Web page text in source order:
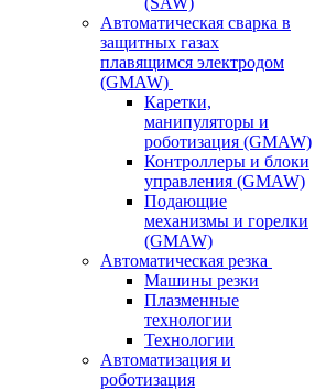
Автоматическая сварка в
защитных газах
плавящимся электродом
(GMAW)
Каретки,
манипуляторы и
роботизация (GMAW)
Контроллеры и блоки
управления (GMAW)
Подающие
механизмы и горелки
(GMAW)
Автоматическая резка
Машины резки
Плазменные
технологии
Технологии
Автоматизация и
роботизация